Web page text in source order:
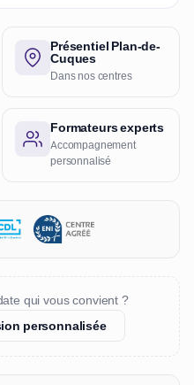
Présentiel Plan-de-
Cuques
Dans nos centres
Formateurs experts
Accompagnement
personnalisé
qui vous convient ?
personnalisée